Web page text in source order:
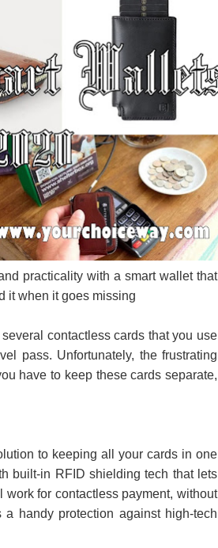
practicality with a smart wallet that
it when it goes missing
contactless cards that you use
pass. Unfortunately, the frustrating
have to keep these cards separate,
to keeping all your cards in one
built-in RFID shielding tech that lets
for contactless payment, without
handy protection against high-tech